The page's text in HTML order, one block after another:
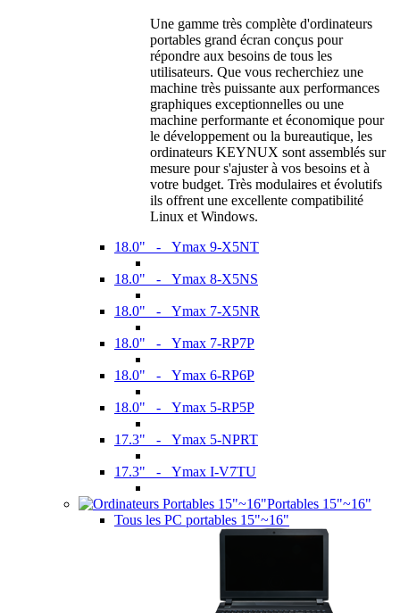
Une gamme très complète d'ordinateurs
portables grand écran conçus pour
répondre aux besoins de tous les
utilisateurs. Que vous recherchiez une
machine très puissante aux performances
graphiques exceptionnelles ou une
machine performante et économique pour
le développement ou la bureautique, les
ordinateurs KEYNUX sont assemblés sur
mesure pour s'ajuster à vos besoins et à
votre budget. Très modulaires et évolutifs
ils offrent une excellente compatibilité
Linux et Windows.
18.0" - Ymax 9-X5NT
18.0" - Ymax 8-X5NS
18.0" - Ymax 7-X5NR
18.0" - Ymax 7-RP7P
18.0" - Ymax 6-RP6P
18.0" - Ymax 5-RP5P
17.3" - Ymax 5-NPRT
17.3" - Ymax I-V7TU
Portables 15"~16"
Tous les PC portables 15"~16"